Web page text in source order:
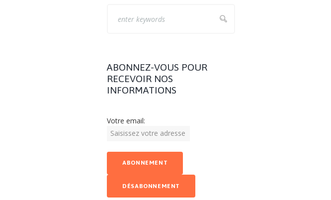
ABONNEZ-VOUS POUR
RECEVOIR NOS
INFORMATIONS
Votre email: